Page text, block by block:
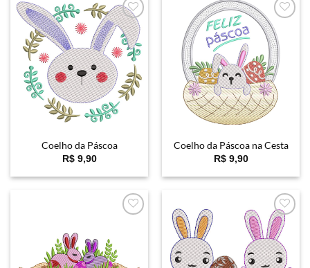
Favoritar
Coelho da Páscoa
R$9,90
Favoritar
Coelho da Páscoa na Cesta
R$9,90
Favoritar